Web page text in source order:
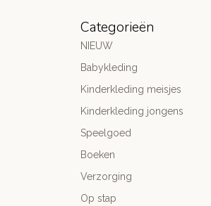
Categorieën
NIEUW
Babykleding
Kinderkleding meisjes
Kinderkleding jongens
Speelgoed
Boeken
Verzorging
Op stap